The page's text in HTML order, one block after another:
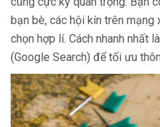
bạn bè, các hội kín trên
chọn hợp lí. Cách nhanh nhất
(Google Search) để tối ưu